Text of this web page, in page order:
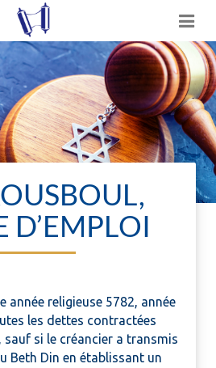
D’EMPLOI
année religieuse 5782, année
les dettes contractées
sauf si le créancier a transmis
Beth Din en établissant un